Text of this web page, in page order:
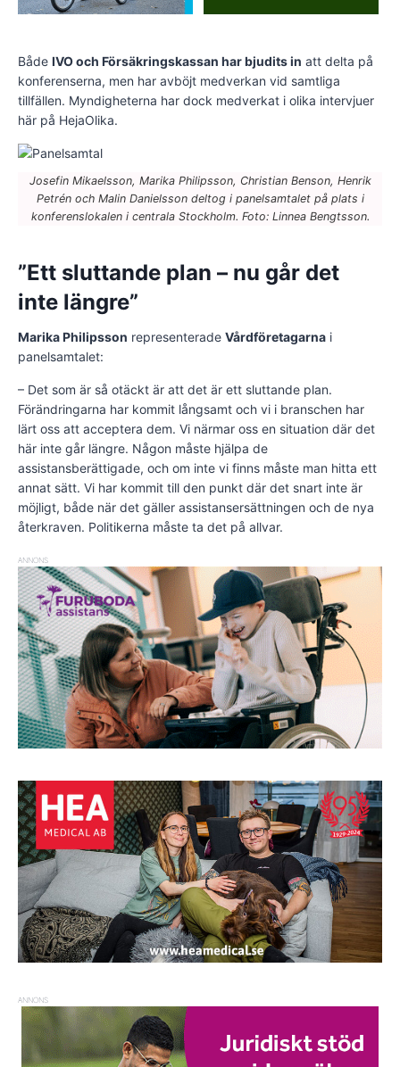
Både IVO och Försäkringskassan har bjudits in att delta på
konferenserna, men har avböjt medverkan vid samtliga
tillfällen. Myndigheterna har dock medverkat i olika intervjuer
här på HejaOlika.
Josefin Mikaelsson, Marika Philipsson, Christian Benson, Henrik
Petrén och Malin Danielsson deltog i panelsamtalet på plats i
konferenslokalen i centrala Stockholm. Foto: Linnea Bengtsson.
”Ett sluttande plan – nu går det
inte längre”
Marika Philipsson representerade Vårdföretagarna i
panelsamtalet:
– Det som är så otäckt är att det är ett sluttande plan.
Förändringarna har kommit långsamt och vi i branschen har
lärt oss att acceptera dem. Vi närmar oss en situation där det
här inte går längre. Någon måste hjälpa de
assistansberättigade, och om inte vi finns måste man hitta ett
annat sätt. Vi har kommit till den punkt där det snart inte är
möjligt, både när det gäller assistansersättningen och de nya
återkraven. Politikerna måste ta det på allvar.
ANNONS
ANNONS